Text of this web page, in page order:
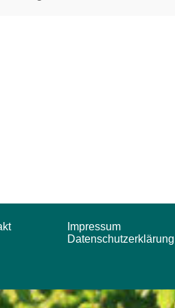
Impressum
Datenschutzerklärung